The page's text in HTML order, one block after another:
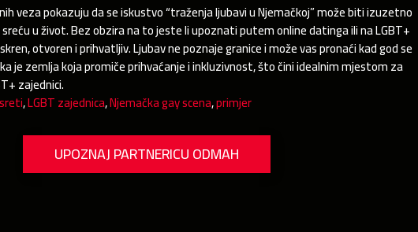
veza pokazuju da se iskustvo “traženja ljubavi u Njemačkoj” može biti izuzetno
u život. Bez obzira na to jeste li upoznati putem online datinga ili na LGBT+
otvoren i prihvatljiv. Ljubav ne poznaje granice i može vas pronaći kad god se
je zemlja koja promiče prihvaćanje i inkluzivnost, što čini idealnim mjestom za
zajednici.
,LGBT zajednica,Njemačka gay scena,primjer
UPOZNAJ PARTNERICU ODMAH